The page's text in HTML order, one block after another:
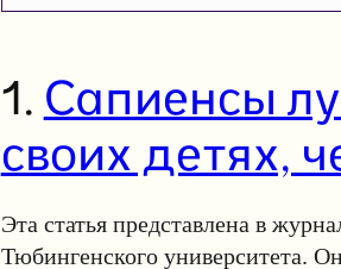
1. Сапиенсы
своих детях,
Эта статья представлена в
Тюбингенского университета.